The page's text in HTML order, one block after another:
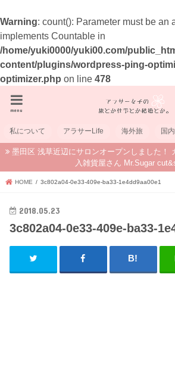
Warning: count(): Parameter must be an
implements Countable in
/home/yuki0000/yuki00.com/
content/plugins/wordpress-ping-
optimizer.php on line 478
menu
私について アラサーLife 海外旅 国
墨田区 浅草近辺にサロンオープンしました！
入雑貨屋さん Mr.Sugar
HOME 3c802a04-0e33-409e-ba33-1e4dd9aa00e1
2018.05.23
3c802a04-0e33-409e-ba33-